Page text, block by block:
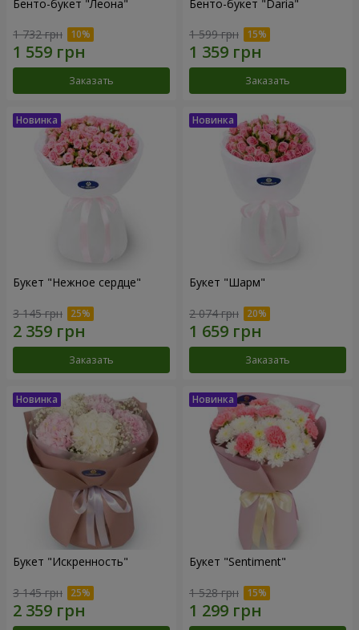
Бенто-букет "Леона"
1 732 грн
Заказать
Бенто-букет "Daria"
1 599 грн
Заказать
Букет "Нежное сердце"
3 145 грн
Заказать
Букет "Шарм"
2 074 грн
Заказать
Букет "Искренность"
3 145 грн
Букет "Sentiment"
1 528 грн